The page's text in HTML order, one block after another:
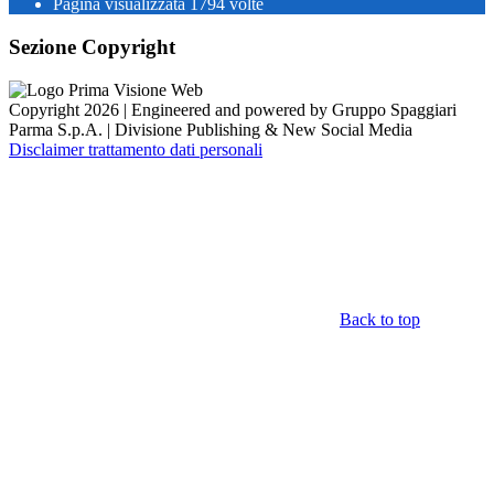
Pagina visualizzata 1794 volte
Sezione Copyright
Copyright 2026 | Engineered and powered by Gruppo Spaggiari
Parma S.p.A. | Divisione Publishing & New Social Media
Disclaimer trattamento dati personali
Back to top